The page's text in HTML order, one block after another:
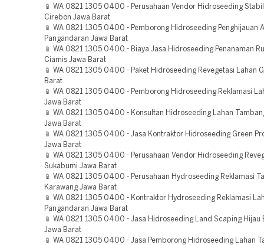
📱 WA 0821 1305 0400 - Perusahaan Vendor Hidroseeding
Cirebon Jawa Barat
📱 WA 0821 1305 0400 - Pemborong Hidroseeding Penghijauan
Pangandaran Jawa Barat
📱 WA 0821 1305 0400 - Biaya Jasa Hidroseeding Penanaman
Ciamis Jawa Barat
📱 WA 0821 1305 0400 - Paket Hidroseeding Revegetasi Lahan
Barat
📱 WA 0821 1305 0400 - Pemborong Hidroseeding Reklamasi
Jawa Barat
📱 WA 0821 1305 0400 - Konsultan Hidroseeding Lahan
Jawa Barat
📱 WA 0821 1305 0400 - Jasa Kontraktor Hidroseeding Green
Jawa Barat
📱 WA 0821 1305 0400 - Perusahaan Vendor Hidroseeding
Sukabumi Jawa Barat
📱 WA 0821 1305 0400 - Perusahaan Hydroseeding Reklamasi
Karawang Jawa Barat
📱 WA 0821 1305 0400 - Kontraktor Hydroseeding Reklamasi
Pangandaran Jawa Barat
📱 WA 0821 1305 0400 - Jasa Hidroseeding Land Scaping Hijau
Jawa Barat
📱 WA 0821 1305 0400 - Jasa Pemborong Hidroseeding Lahan